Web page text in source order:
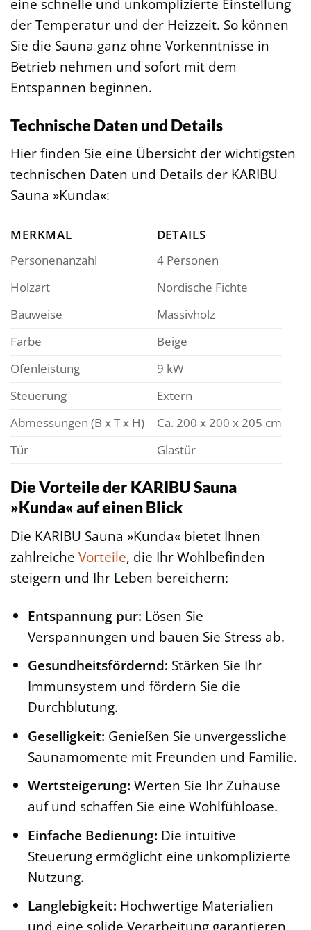
der Temperatur und der Heizzeit. So können
Sie die Sauna ganz ohne Vorkenntnisse in
Betrieb nehmen und sofort mit dem
Entspannen beginnen.
Technische Daten und Details
Hier finden Sie eine Übersicht der wichtigsten
technischen Daten und Details der KARIBU
Sauna »Kunda«:
MERKMAL
DETAILS
Personenanzahl
4 Personen
Holzart
Nordische Fichte
Bauweise
Massivholz
Farbe
Beige
Ofenleistung
9 kW
Steuerung
Extern
Abmessungen (B x T x H)
Ca. 200 x 200 x 205 cm
Tür
Glastür
Die Vorteile der KARIBU Sauna
»Kunda« auf einen Blick
Die KARIBU Sauna »Kunda« bietet Ihnen
zahlreiche Vorteile, die Ihr Wohlbefinden
steigern und Ihr Leben bereichern:
Entspannung pur: Lösen Sie
Verspannungen und bauen Sie Stress ab.
Gesundheitsfördernd: Stärken Sie Ihr
Immunsystem und fördern Sie die
Durchblutung.
Geselligkeit: Genießen Sie unvergessliche
Saunamomente mit Freunden und Familie.
Wertsteigerung: Werten Sie Ihr Zuhause
auf und schaffen Sie eine Wohlfühloase.
Einfache Bedienung: Die intuitive
Steuerung ermöglicht eine unkomplizierte
Nutzung.
Langlebigkeit: Hochwertige Materialien